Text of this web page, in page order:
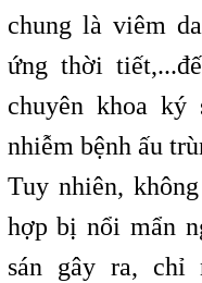
chung là viêm
ứng thời
chuyên khoa ký
nhiễm bệnh ấu
Tuy nhiên,
hợp bị nổi mẩn
sán gây ra, chỉ